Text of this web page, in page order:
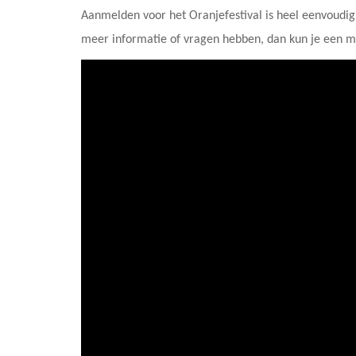
Aanmelden voor het Oranjefestival is heel
meer informatie of vragen hebben, dan kun je een